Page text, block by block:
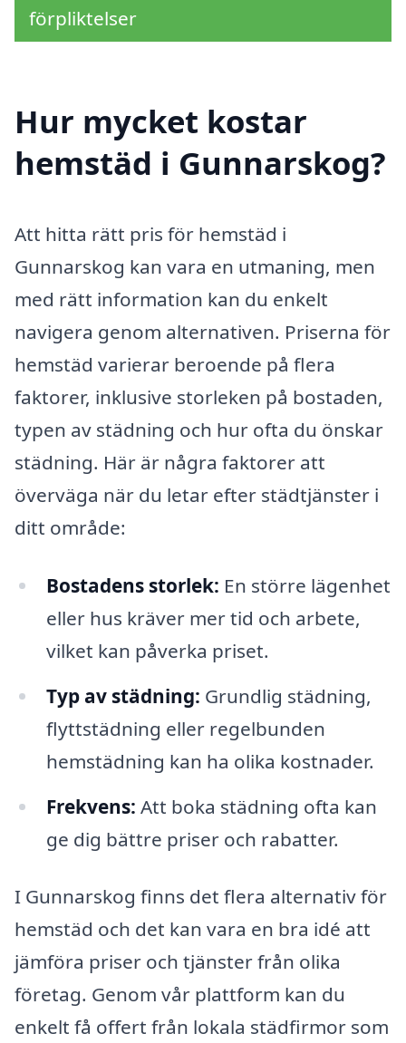
förpliktelser
Hur mycket kostar
hemstäd i Gunnarskog?
Att hitta rätt pris för hemstäd i
Gunnarskog kan vara en utmaning, men
med rätt information kan du enkelt
navigera genom alternativen. Priserna för
hemstäd varierar beroende på flera
faktorer, inklusive storleken på bostaden,
typen av städning och hur ofta du önskar
städning. Här är några faktorer att
överväga när du letar efter städtjänster i
ditt område:
Bostadens storlek: En större lägenhet
eller hus kräver mer tid och arbete,
vilket kan påverka priset.
Typ av städning: Grundlig städning,
flyttstädning eller regelbunden
hemstädning kan ha olika kostnader.
Frekvens: Att boka städning ofta kan
ge dig bättre priser och rabatter.
I Gunnarskog finns det flera alternativ för
hemstäd och det kan vara en bra idé att
jämföra priser och tjänster från olika
företag. Genom vår plattform kan du
enkelt få offert från lokala städfirmor som